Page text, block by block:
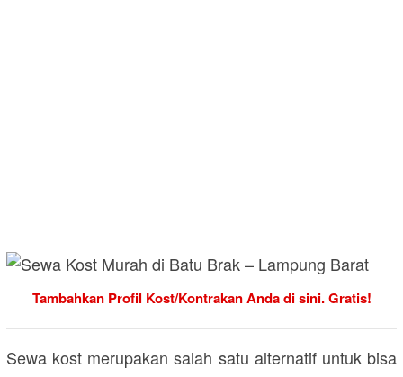
Tambahkan Profil Kost/Kontrakan Anda di sini. Gratis!
Sewa kost merupakan salah satu alternatif untuk bisa